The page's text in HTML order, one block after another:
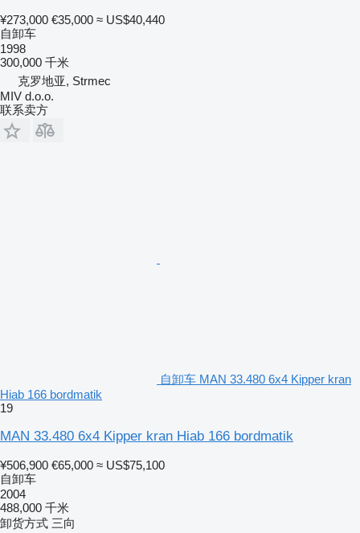
¥273,000 €35,000 ≈ US$40,440
自卸车
1998
300,000 千米
克罗地亚, Strmec
MIV d.o.o.
联系卖方
自卸车 MAN 33.480 6x4 Kipper kran
Hiab 166 bordmatik
19
MAN 33.480 6x4 Kipper kran Hiab 166 bordmatik
¥506,900 €65,000 ≈ US$75,100
自卸车
2004
488,000 千米
卸货方式 三向